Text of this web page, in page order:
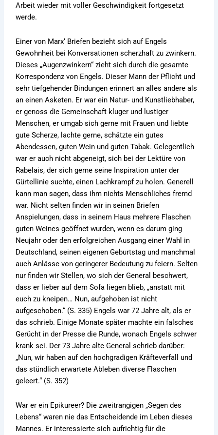
Arbeit wieder mit voller Geschwindigkeit fortgesetzt
werde.
Einer von Marx‘ Briefen bezieht sich auf Engels
Gewohnheit bei Konversationen scherzhaft zu zwinkern.
Dieses „Augenzwinkern“ zieht sich durch die gesamte
Korrespondenz von Engels. Dieser Mann der Pflicht und
sehr tiefgehender Bindungen erinnert an alles andere als
an einen Asketen. Er war ein Natur- und Kunstliebhaber,
er genoss die Gemeinschaft kluger und lustiger
Menschen, er umgab sich gerne mit Frauen und liebte
gute Scherze, lachte gerne, schätzte ein gutes
Abendessen, guten Wein und guten Tabak. Gelegentlich
war er auch nicht abgeneigt, sich bei der Lektüre von
Rabelais, der sich gerne seine Inspiration unter der
Gürtellinie suchte, einen Lachkrampf zu holen. Generell
kann man sagen, dass ihm nichts Menschliches fremd
war. Nicht selten finden wir in seinen Briefen
Anspielungen, dass in seinem Haus mehrere Flaschen
guten Weines geöffnet wurden, wenn es darum ging
Neujahr oder den erfolgreichen Ausgang einer Wahl in
Deutschland, seinen eigenen Geburtstag und manchmal
auch Anlässe von geringerer Bedeutung zu feiern. Selten
nur finden wir Stellen, wo sich der General beschwert,
dass er lieber auf dem Sofa liegen blieb, „anstatt mit
euch zu kneipen… Nun, aufgehoben ist nicht
aufgeschoben.“ (S. 335) Engels war 72 Jahre alt, als er
das schrieb. Einige Monate später machte ein falsches
Gerücht in der Presse die Runde, wonach Engels schwer
krank sei. Der 73 Jahre alte General schrieb darüber:
„Nun, wir haben auf den hochgradigen Kräfteverfall und
das stündlich erwartete Ableben diverse Flaschen
geleert.“ (S. 352)
War er ein Epikureer? Die zweitrangigen „Segen des
Lebens“ waren nie das Entscheidende im Leben dieses
Mannes. Er interessierte sich aufrichtig für die